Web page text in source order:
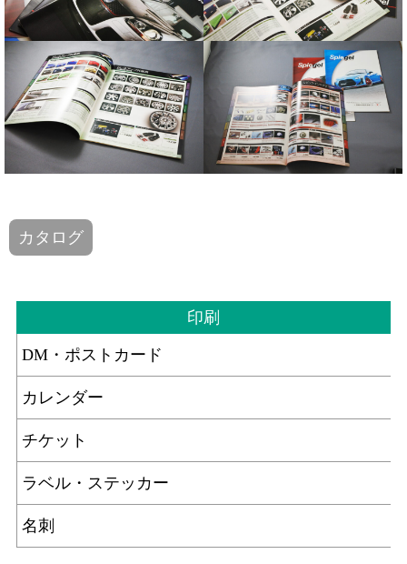
カタログ
印刷
DM・ポストカード
カレンダー
チケット
ラベル・ステッカー
名刺